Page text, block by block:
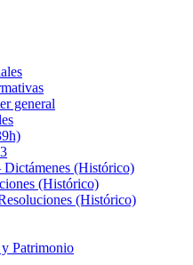
general
(Histórico)
(Histórico)
(Histórico)
Patrimonio